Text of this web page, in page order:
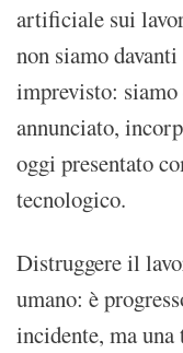
artificiale sui
non siamo
imprevisto: siamo
annunciato,
oggi presentato
tecnologico.
Distruggere il
umano: è
incidente, ma